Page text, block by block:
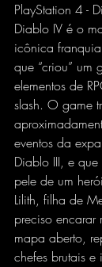
PlayStation 4 -
Diablo IV é o
icônica
que “criou” um
elementos de
slash. O game
eventos da
Diablo III, e
pele de um
Lilith, filha de
preciso encarar
mapa aberto,
chefes brutais e